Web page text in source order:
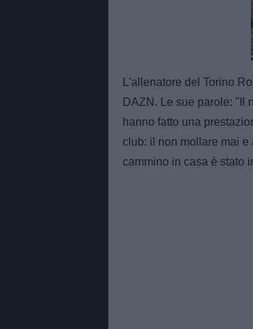
L'allenatore del Torino
DAZN. Le sue parole: "Il
hanno fatto una
club: il non mollare mai e
cammino in casa è stato